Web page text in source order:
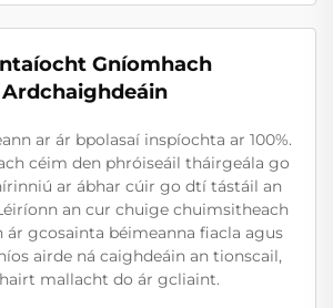
Gníomhach
Ardchaighdeáin
ar ár bpolasaí inspíochta ar 100%.
céim den phróiseáil tháirgeála go
ar ábhar cúir go dtí tástáil an
an cur chuige chuimsitheach
ár gcosainta béimeanna fiacla agus
airde ná caighdeáin an tionscail,
mallacht do ár gcliaint.